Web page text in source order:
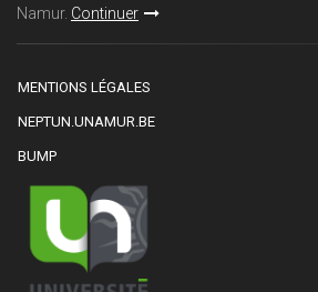
Namur. Continuer
MENTIONS LÉGALES
NEPTUN.UNAMUR.BE
BUMP